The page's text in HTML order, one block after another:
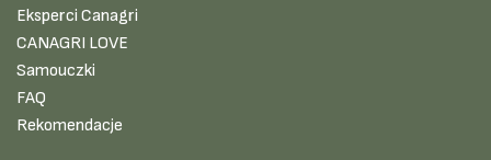
Eksperci Canagri
CANAGRI LOVE
Samouczki
FAQ
Rekomendacje